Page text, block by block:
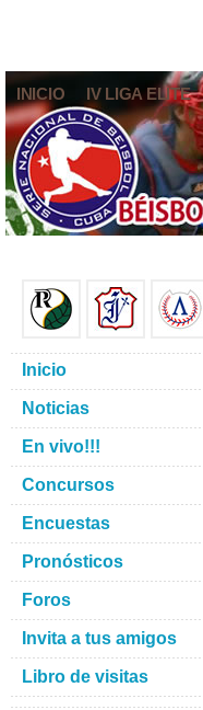
INICIO IV LIGA ELITE
Inicio
Noticias
En vivo!!!
Concursos
Encuestas
Pronósticos
Foros
Invita a tus amigos
Libro de visitas